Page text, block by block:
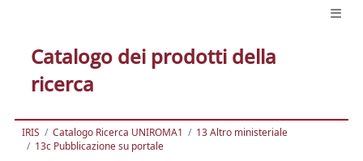
Catalogo dei prodotti della
ricerca
IRIS Catalogo Ricerca UNIROMA1
13 Altro ministeriale
13c Pubblicazione su portale